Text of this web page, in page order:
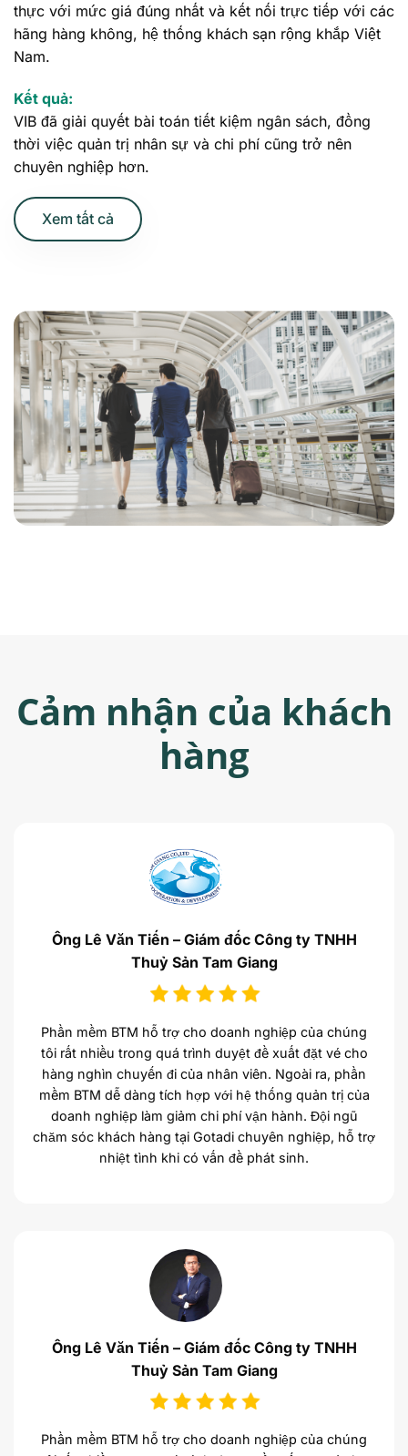
thực với mức giá đúng nhất và kết nối trực tiếp với các
hãng hàng không, hệ thống khách sạn rộng khắp Việt
Nam.
Kết quả:
VIB đã giải quyết bài toán tiết kiệm ngân sách, đồng
thời việc quản trị nhân sự và chi phí cũng trở nên
chuyên nghiệp hơn.
Xem tất cả
Cảm nhận của khách
hàng
Ông Lê Văn Tiến – Giám đốc Công ty TNHH
Thuỷ Sản Tam Giang
Phần mềm BTM hỗ trợ cho doanh nghiệp của chúng
tôi rất nhiều trong quá trình duyệt đề xuất đặt vé cho
hàng nghìn chuyến đi của nhân viên. Ngoài ra, phần
mềm BTM dễ dàng tích hợp với hệ thống quản trị của
doanh nghiệp làm giảm chi phí vận hành. Đội ngũ
chăm sóc khách hàng tại Gotadi chuyên nghiệp, hỗ trợ
nhiệt tình khi có vấn đề phát sinh.
Ông Lê Văn Tiến – Giám đốc Công ty TNHH
Thuỷ Sản Tam Giang
Phần mềm BTM hỗ trợ cho doanh nghiệp của chúng